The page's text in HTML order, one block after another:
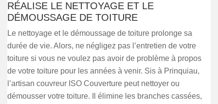
RÉALISE LE NETTOYAGE ET LE
DÉMOUSSAGE DE TOITURE
Le nettoyage et le démoussage de toiture prolonge sa
durée de vie. Alors, ne négligez pas l’entretien de votre
toiture si vous ne voulez pas avoir de problème à propos
de votre toiture pour les années à venir. Sis à Prinquiau,
l’artisan couvreur ISO Couverture peut nettoyer ou
démousser votre toiture. Il élimine les branches cassées,